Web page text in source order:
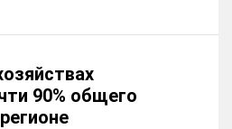
90% общего